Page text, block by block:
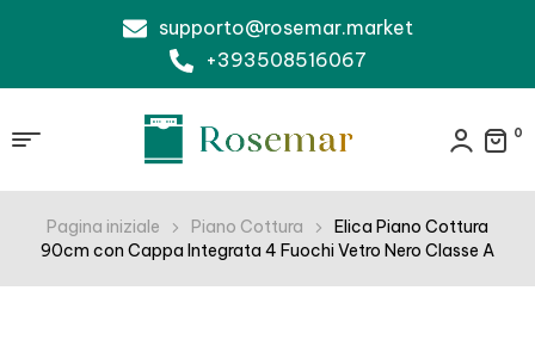
supporto@rosemar.market
+393508516067
0
Pagina iniziale Piano Cottura
Elica Piano Cottura
90cm con Cappa Integrata 4 Fuochi Vetro Nero Classe A